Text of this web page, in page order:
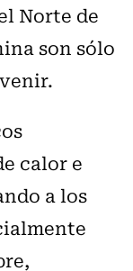
Norte de
son sólo
calor e
a los